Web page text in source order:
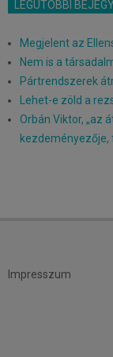
LEGUTÓBBI
Megjelent az
Nem is a
Pártrendszerek
Lehet-e zöld a
Orbán Viktor, „az
Impresszum